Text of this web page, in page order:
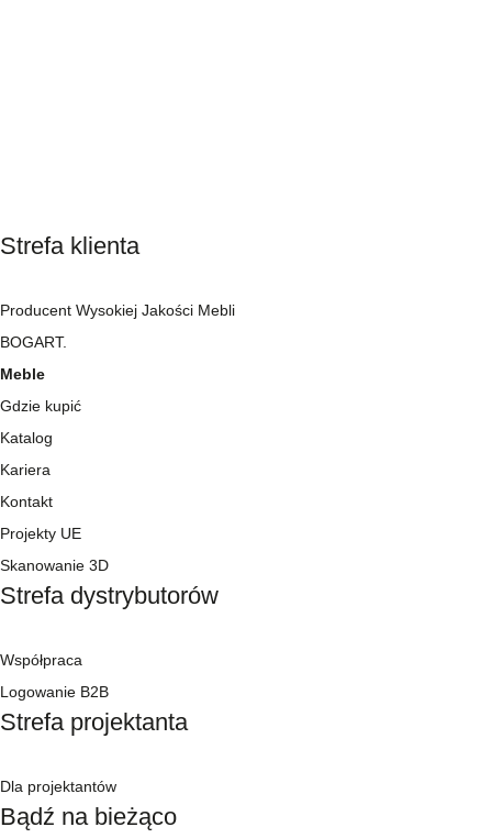
Strefa klienta
Producent Wysokiej Jakości Mebli
BOGART.
Meble
Gdzie kupić
Katalog
Kariera
Kontakt
Projekty UE
Skanowanie 3D
Strefa dystrybutorów
Współpraca
Logowanie B2B
Strefa projektanta
Dla projektantów
Bądź na bieżąco